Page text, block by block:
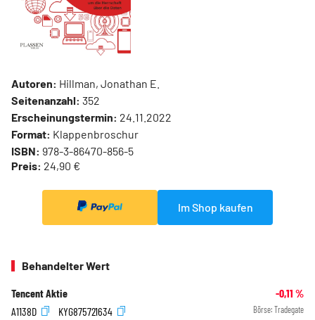
Autoren: Hillman, Jonathan E.
Seitenanzahl: 352
Erscheinungstermin: 24.11.2022
Format: Klappenbroschur
ISBN: 978-3-86470-856-5
Preis: 24,90 €
Im Shop kaufen
Behandelter Wert
Tencent Aktie -0,11 %
A1138D
KYG875721634 Börse: Tradegate